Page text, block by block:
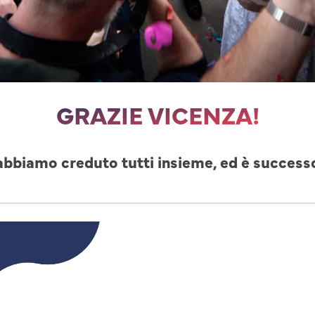
GRAZIE VICENZA!
creduto tutti insieme, ed è